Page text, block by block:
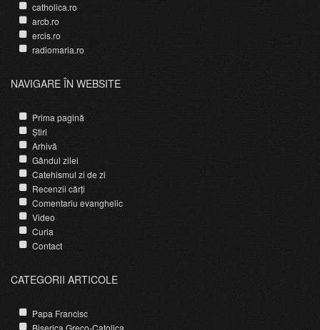
catholica.ro
arcb.ro
ercis.ro
radiomaria.ro
NAVIGARE ÎN WEBSITE
Prima pagină
Știri
Arhivă
Gândul zilei
Catehismul zi de zi
Recenzii cărți
Comentariu evanghelic
Video
Curia
Contact
CATEGORII ARTICOLE
Papa Francisc